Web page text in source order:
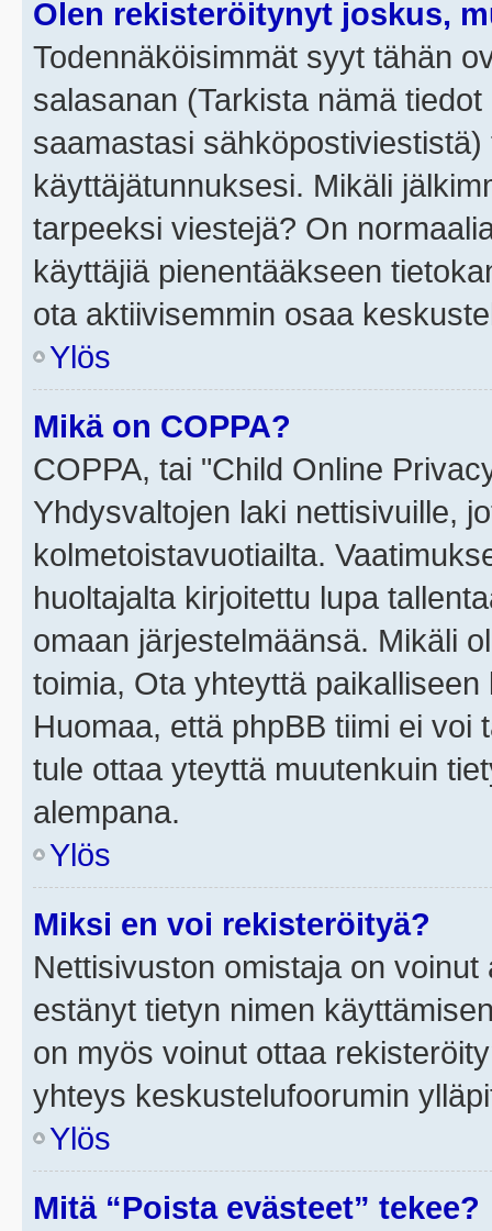
Olen rekisteröitynyt joskus,
Todennäköisimmät syyt tähän
salasanan (Tarkista nämä
saamastasi
käyttäjätunnuksesi. Mikäli
tarpeeksi viestejä? On
käyttäjiä pienentääkseen
ota aktiivisemmin osaa
Ylös
Mikä on COPPA?
COPPA, tai "Child Online
Yhdysvaltojen laki nettisivuille,
kolmetoistavuotiailta.
huoltajalta kirjoitettu lupa
omaan järjestelmäänsä. Mikäli
toimia, Ota yhteyttä
Huomaa, että phpBB tiimi ei voi
tule ottaa yteyttä muutenkuin
alempana.
Ylös
Miksi en voi rekisteröityä?
Nettisivuston omistaja on
estänyt tietyn nimen
on myös voinut ottaa
yhteys keskustelufoorumin
Ylös
Mitä “Poista evästeet” tekee?